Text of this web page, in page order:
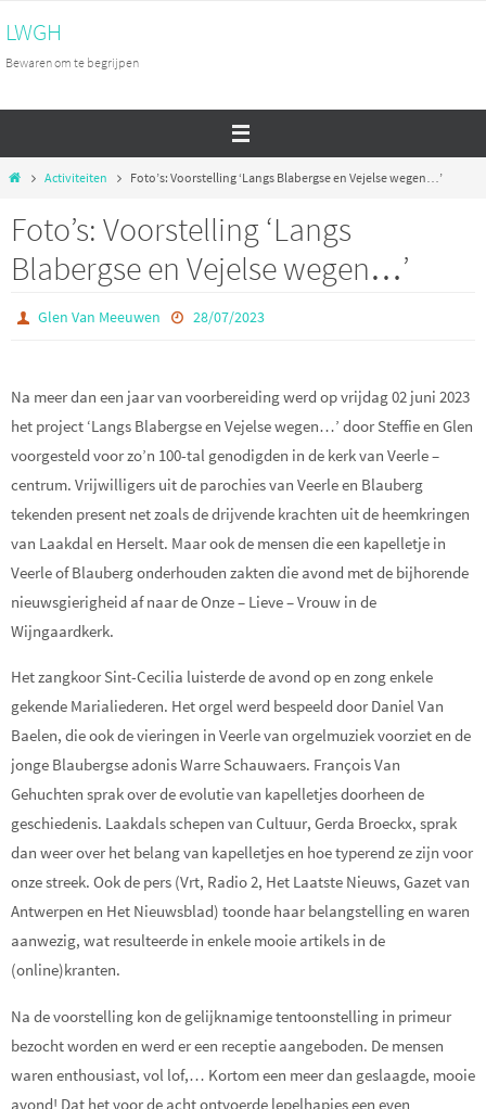
naar
de
LWGH
Bewaren om te begrijpen
HomeActiviteiten Foto’s: Voorstelling ‘Langs Blabergse en Vejelse wegen…’
Foto’s: Voorstelling ‘Langs
Blabergse en Vejelse wegen…’
Glen Van Meeuwen 28/07/2023
Na meer dan een jaar van voorbereiding werd op vrijdag 02 juni 2023
het project ‘Langs Blabergseen Vejelsewegen…’ doorSteffieen Glen
voorgesteld voor zo’n 100-tal genodigden in de kerk van Veerle –
centrum. Vrijwilligers uit de parochies van Veerle en Blauberg
tekenden present net zoals de drijvende krachten uit de heemkringen
van Laakdal en Herselt. Maar ook de mensen die een kapelletje in
Veerle ofBlaubergonderhouden zakten die avond met de bijhorende
nieuwsgierigheid af naar de Onze – Lieve – Vrouw in de
Wijngaardkerk.
Het zangkoor Sint-Cecilia luisterde de avond op en zong enkele
gekende Marialiederen. Het orgel werd bespeeld door Daniel Van
Baelen, die ook de vieringen in Veerle van orgelmuziek voorziet en de
jonge Blaubergse adonis WarreSchauwaers. François Van
Gehuchten sprak over de evolutie van kapelletjes doorheen de
geschiedenis. Laakdals schepen van Cultuur, Gerda Broeckx, sprak
dan weer over het belang van kapelletjes en hoe typerend ze zijn voor
onze streek. Ook de pers (Vrt, Radio 2, Het Laatste Nieuws, Gazet van
Antwerpen en Het Nieuwsblad) toonde haar belangstelling en waren
aanwezig, wat resulteerde in enkele mooie artikels in de
(online)kranten.
Na de voorstelling kon de gelijknamige tentoonstelling in primeur
bezocht worden en werd er een receptie aangeboden. De mensen
waren enthousiast, vol lof,… Kortom een meer dan geslaagde, mooie
avond! Dat het voor de acht ontvoerde lepelhapjes een even